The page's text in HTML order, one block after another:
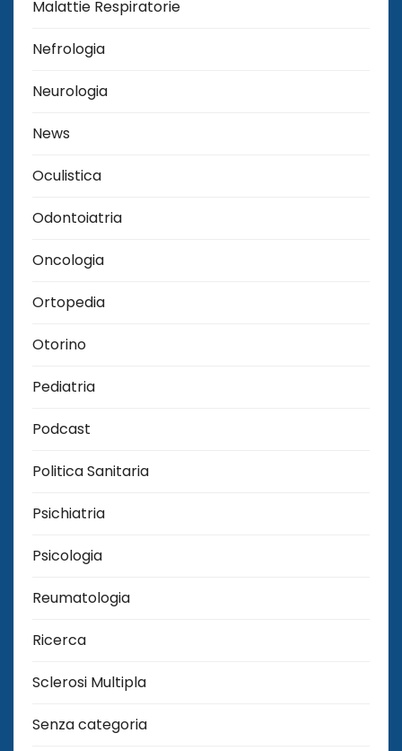
Malattie Respiratorie
Nefrologia
Neurologia
News
Oculistica
Odontoiatria
Oncologia
Ortopedia
Otorino
Pediatria
Podcast
Politica Sanitaria
Psichiatria
Psicologia
Reumatologia
Ricerca
Sclerosi Multipla
Senza categoria